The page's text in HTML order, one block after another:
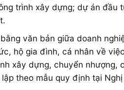
trình xây dựng; dự án
văn bản giữa doanh
hộ gia đình, cá nhân về
xây dựng, chuyển
theo mẫu quy định tại